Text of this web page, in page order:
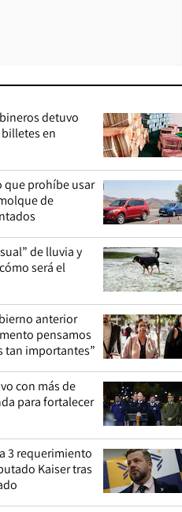
detuvo
en
que prohíbe usar
de
de lluvia y
será el
anterior
pensamos
tan importantes”
con más de
para fortalecer
3 requerimiento
Kaiser tras